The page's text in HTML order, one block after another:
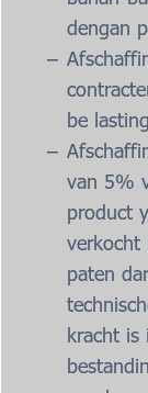
dengan
be
van 5%
product
verkocht
paten
kracht is